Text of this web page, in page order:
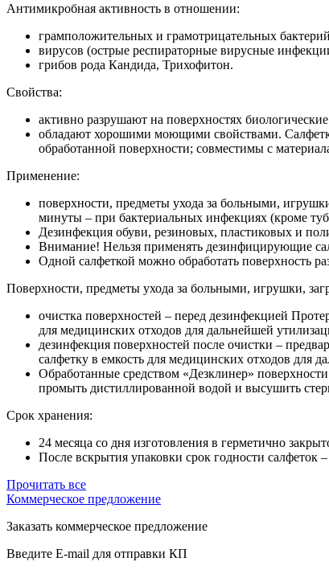
Антимикробная активность в отношении:
грамположительных и грамотрицательных
вирусов (острые респираторные вирусные
грибов рода Кандида, Трихофитон.
Свойства:
активно разрушают на поверхностях
обладают хорошими моющими свойствами.
обработанной поверхности; совместимы с
Применение:
поверхности, предметы ухода за больными,
минуты – при бактериальных инфекциях (кроме
Дезинфекция обуви, резиновых, пластиковых и
Внимание! Нельзя применять дезинфицирующие
Одной салфеткой можно обработать поверхность
Поверхности, предметы ухода за больными, игрушки,
очистка поверхностей – перед дезинфекцией
для медицинских отходов для дальнейшей
дезинфекция поверхностей после очистки –
салфетку в емкость для медицинских отходов для
Обработанные средством «Дезклинер»
промыть дистиллированной водой и высушить
Срок хранения:
24 месяца со дня изготовления в герметично
После вскрытия упаковки срок годности салфеток
Прочитать все
Коммерческое предложение
Заказать коммерческое предложение
Введите E-mail для отправки КП